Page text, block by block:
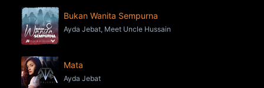
Bukan Wanita Sempurna
Ayda Jebat, Meet Uncle Hussain
Mata
Ayda Jebat